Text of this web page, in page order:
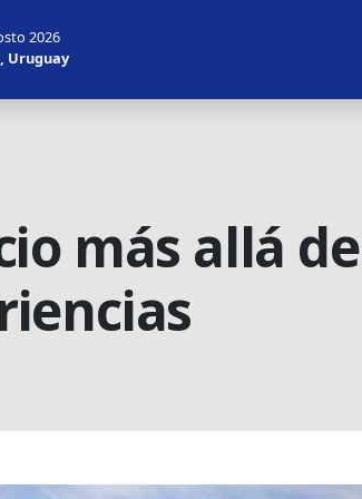
2026
Uruguay
más allá